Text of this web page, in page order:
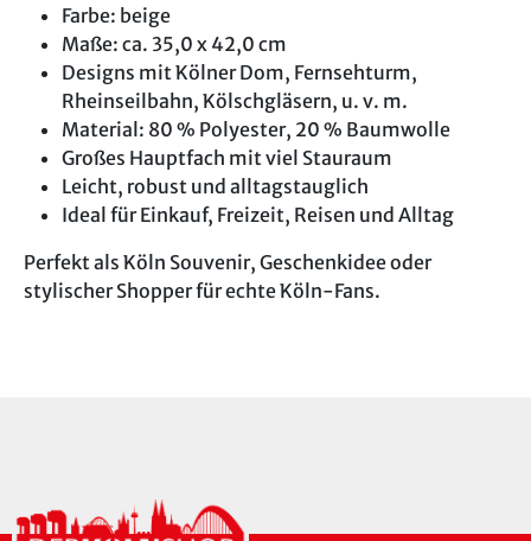
Farbe: beige
Maße: ca. 35,0 x 42,0 cm
Designs mit Kölner Dom, Fernsehturm,
Rheinseilbahn, Kölschgläsern, u. v. m.
Material: 80 % Polyester, 20 % Baumwolle
Großes Hauptfach mit viel Stauraum
Leicht, robust und alltagstauglich
Ideal für Einkauf, Freizeit, Reisen und Alltag
Perfekt als Köln Souvenir, Geschenkidee oder
stylischer Shopper für echte Köln-Fans.